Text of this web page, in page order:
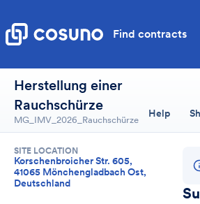
Find contracts
Herstellung einer
Rauchschürze
MG_IMV_2026_Rauchschürze
Help
SITE LOCATION
Korschenbroicher Str. 605,
41065 Mönchengladbach Ost,
Deutschland